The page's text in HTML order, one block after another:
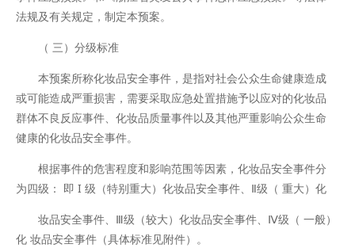
法规及有关规定，制定本预案。
（ 三）分级标准
本预案所称化妆品安全事件，是指对社会公众生命健康造成
或可能造成严重损害，需要采取应急处置措施予以应对的化妆品
群体不良反应事件、化妆品质量事件以及其他严重影响公众生命
健康的化妆品安全事件。
根据事件的危害程度和影响范围等因素，化妆品安全事件分
为四级： 即 I 级（特别重大）化妆品安全事件、Ⅱ级（ 重大）化
妆品安全事件、Ⅲ级（较大）化妆品安全事件、Ⅳ级（ 一般）
化 妆品安全事件（具体标准见附件）。